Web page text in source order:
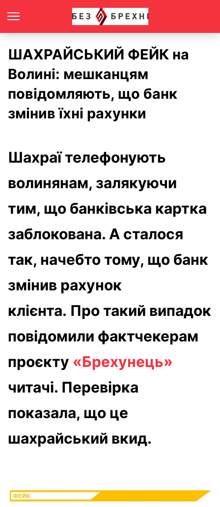
ШАХРАЙСЬКИЙ ФЕЙК на
Волині: мешканцям
повідомляють, що банк
змінив їхні рахунки
Шахраї телефонують
волинянам, залякуючи
тим, що банківська картка
заблокована. А сталося
так, начебто тому, що банк
змінив рахунок
клієнта. Про такий випадок
повідомили фактчекерам
проєкту «Брехунець»
читачі. Перевірка
показала, що це
шахрайський вкид.